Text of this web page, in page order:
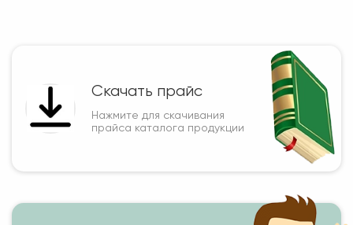
Скачать прайс
Нажмите для скачивания
прайса каталога продукции